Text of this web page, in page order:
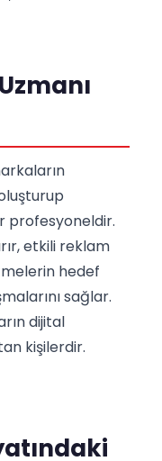
profesyoneldir.
etkili reklam
hedef
sağlar.
dijital
kişilerdir.